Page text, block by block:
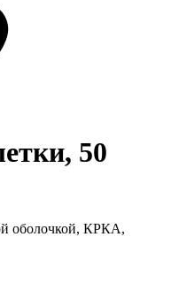
50
оболочкой, КРКА,